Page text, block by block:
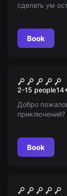
сделать ум
Book
Кома
2-15 people14
Добро
Book